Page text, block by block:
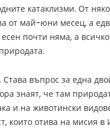
катаклизми. От
от май-юни месец, а
почти няма, а всичко
въпрос за една
знаят, че там
и на животински
които отива на мисия в